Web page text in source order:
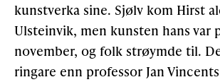
kunstverka sine. Sjølv kom Hirst
Ulsteinvik, men kunsten hans var
november, og folk strøymde til.
ringare enn professor Jan